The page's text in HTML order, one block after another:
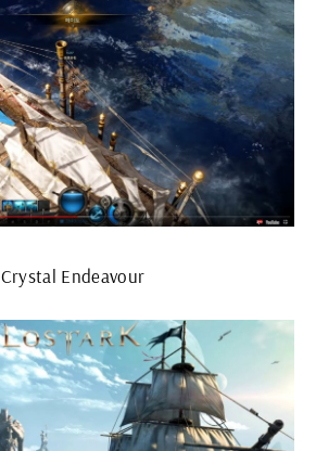
Crystal Endeavour